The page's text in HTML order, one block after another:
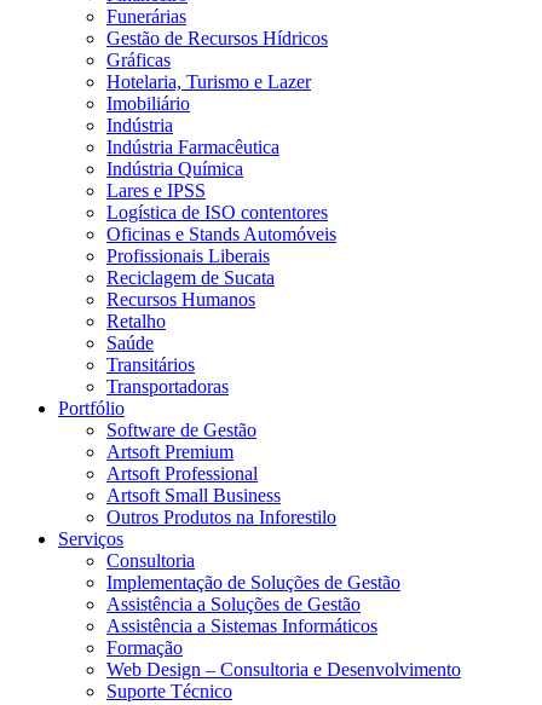
Funerárias
Gestão de Recursos Hídricos
Gráficas
Hotelaria, Turismo e Lazer
Imobiliário
Indústria
Indústria Farmacêutica
Indústria Química
Lares e IPSS
Logística de ISO contentores
Oficinas e Stands Automóveis
Profissionais Liberais
Reciclagem de Sucata
Recursos Humanos
Retalho
Saúde
Transitários
Transportadoras
Portfólio
Software de Gestão
Artsoft Premium
Artsoft Professional
Artsoft Small Business
Outros Produtos na Inforestilo
Serviços
Consultoria
Implementação de Soluções de Gestão
Assistência a Soluções de Gestão
Assistência a Sistemas Informáticos
Formação
Web Design – Consultoria e Desenvolvimento
Suporte Técnico